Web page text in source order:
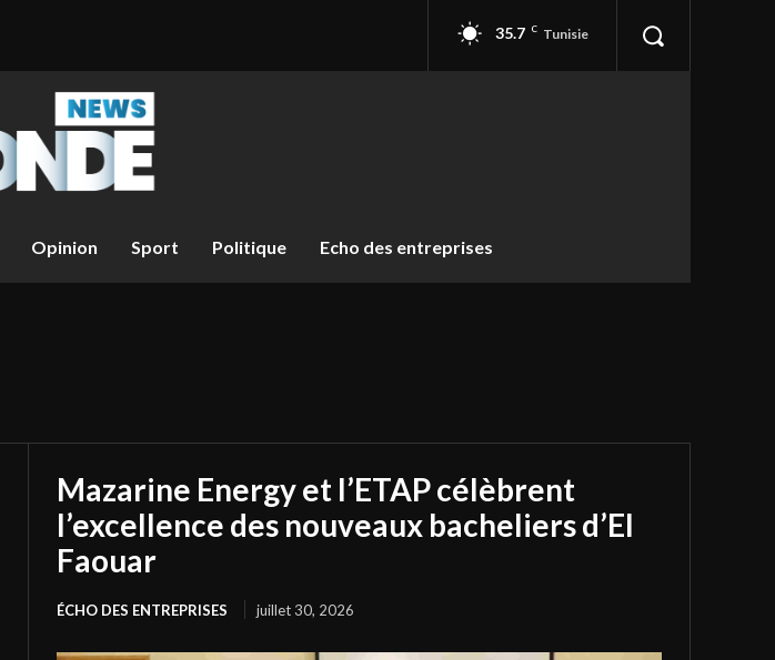
35.7 C Tunisie
Opinion Sport Politique Echo des entreprises
Mazarine Energy et l’ETAP célèbrent
l’excellence des nouveaux bacheliers d’El
Faouar
ÉCHO DES ENTREPRISES juillet 30, 2026